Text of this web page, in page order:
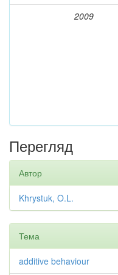
2009
Перегляд
Автор
Khrystuk, O.L.
Тема
additive behaviour